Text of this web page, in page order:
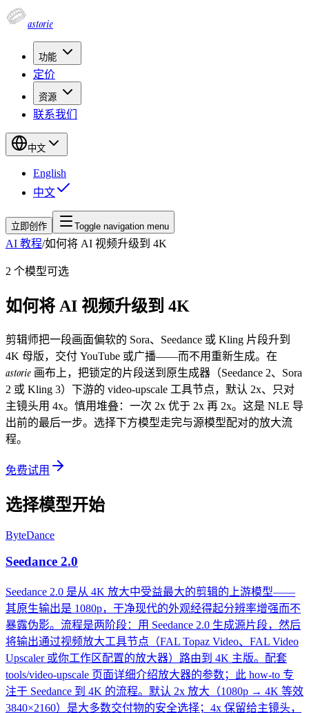
astorie
功能
定价
资源
联系我们
中文
English
中文
立即创作 Toggle navigation menu
AI 教程/如何将 AI 视频升级到 4K
2 个模型可选
如何将 AI 视频升级到 4K
剪辑师把一段画面偏软的 Sora、Seedance 或 Kling 片段升到
4K 母版，交付 YouTube 或广播——而不用重新生成。在
astorie 画布上，把锁定的片段送到原生成器（Seedance 2、Sora
2 或 Kling 3）下游的 video-upscale 工具节点，默认 2x、只对
主镜头用 4x。慎用堆叠：一次 2x 优于 2x 再 2x。这是 NLE 导
出前的最后一步。选择下方模型走完与源模型配对的放大流
程。
免费试用
选择模型开始
ByteDance
Seedance 2.0
Seedance 2.0 是从 4K 放大中受益最大的剪辑的上游模型——
其原生输出是 1080p，干净现代的外观经得起分辨率增强而不
暴露伪影。流程是两阶段：用 Seedance 2.0 生成源片段，然后
将输出通过视频放大工具节点（FAL Topaz Video、FAL Video
Upscaler 或你工作区配置的放大器）路由到 4K 主版。配套
tools/video-upscale 页面详细介绍放大器的参数；此 how-to 专
注于 Seedance 到 4K 的流程。默认 2x 放大（1080p → 4K 等效
3840×2160）是大多数交付物的安全选择；4x 保留给主镜头，